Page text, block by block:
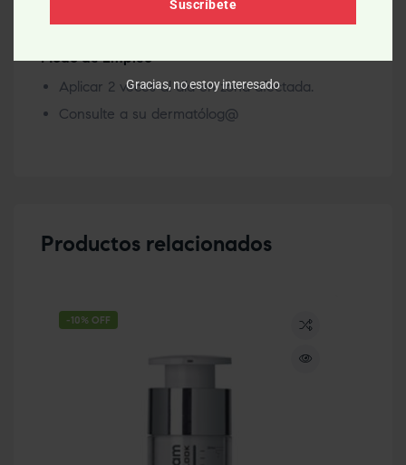
Modo de Empleo
Aplicar 2 veces al día en zona afectada.
Consulte a su dermatólog@
Productos relacionados
-10% OFF
Suscríbete
Gracias, no estoy interesado